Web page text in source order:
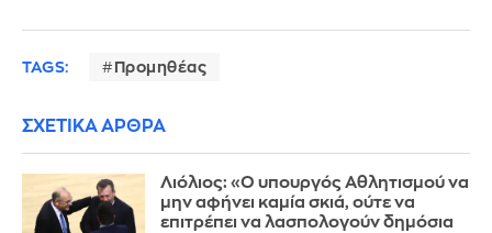
TAGS: Προμηθέας
ΣΧΕΤΙΚΑ ΑΡΘΡΑ
Λιόλιος: «Ο υπουργός Αθλητισμού να
μην αφήνει καμία σκιά, ούτε να
επιτρέπει να λασπολογούν δημόσια